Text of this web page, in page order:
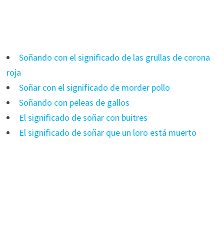
Soñando con el significado de las grullas de corona
roja
Soñar con el significado de morder pollo
Soñando con peleas de gallos
El significado de soñar con buitres
El significado de soñar que un loro está muerto